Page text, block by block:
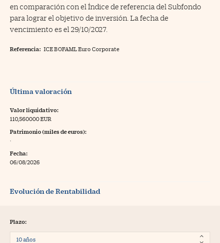
en comparación con el Índice de referencia del Subfondo
para lograr el objetivo de inversión. La fecha de
vencimiento es el 29/10/2027.
Referencia: ICE BOFAML Euro Corporate
Última valoración
Valor liquidativo:
110,560000 EUR
Patrimonio (miles de euros):
·
Fecha:
06/08/2026
Evolución de Rentabilidad
Plazo: